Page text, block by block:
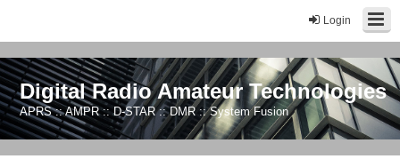
Login
Digital Radio Amateur Technologies
APRS :: AMPR :: D-STAR :: DMR :: System Fusion